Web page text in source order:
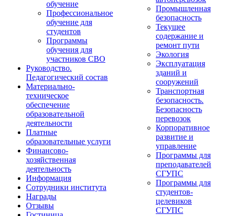
обучение
Профессиональное
обучение для
студентов
Программы
обучения для
участников СВО
Руководство.
Педагогический состав
Материально-
техническое
обеспечение
образовательной
деятельности
Платные
образовательные услуги
Финансово-
хозяйственная
деятельность
Информация
Сотрудники института
Награды
Отзывы
Промышленная
безопасность
Текущее
содержание и
ремонт пути
Экология
Эксплуатация
зданий и
сооружений
Транспортная
безопасность.
Безопасность
перевозок
Корпоративное
развитие и
управление
Программы для
преподавателей
СГУПС
Программы для
студентов-
целевиков
СГУПС